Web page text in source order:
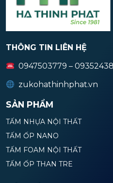
THÔNG TIN LIÊN HỆ
0947503779 –
zukohathinhphat.vn
SẢN PHẨM
TẤM NHỰA NỘI THẤT
TẤM ỐP NANO
TẤM FOAM NỘI THẤT
TẤM ỐP THAN TRE